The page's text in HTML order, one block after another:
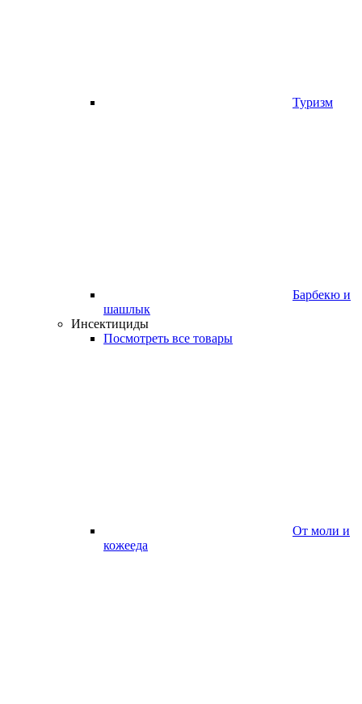
Туризм
Барбекю и
шашлык
Инсектициды
Посмотреть все товары
От моли и
кожееда